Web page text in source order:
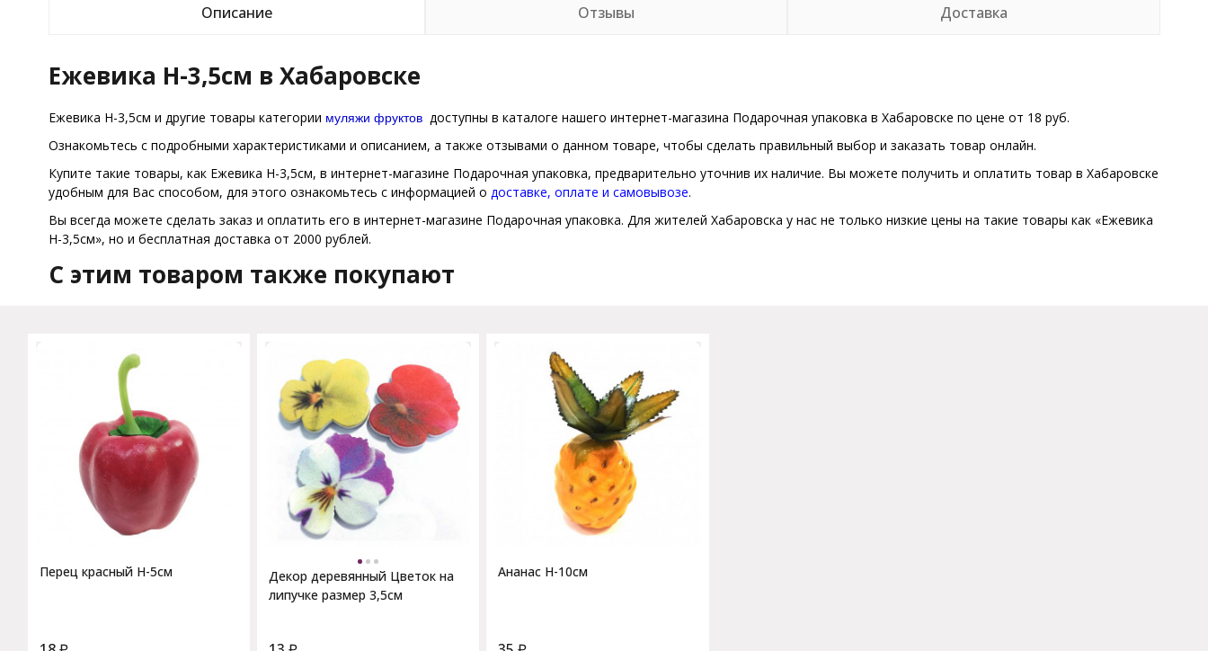
Описание Отзывы Доставка
Ежевика H-3,5см в Хабаровске
Ежевика H-3,5см и другие товары категории муляжи фруктовдоступны в каталоге нашего интернет-магазина Подарочная упаковка в Хабаровске по цене от 18 руб.
Ознакомьтесь с подробными характеристиками и описанием, а также отзывами о данном товаре, чтобы сделать правильный выбор и заказать товар онлайн.
Купите такие товары, как Ежевика H-3,5см, в интернет-магазине Подарочная упаковка, предварительно уточнив их наличие. Вы можете получить и оплатить товар в Хабаровске
удобным для Вас способом, для этого ознакомьтесь с информацией о доставке, оплате и самовывозе.
Вы всегда можете сделать заказ и оплатить его в интернет-магазине Подарочная упаковка. Для жителей Хабаровска у нас не только низкие цены на такие товары как «Ежевика
H-3,5см», но и бесплатная доставка от 2000 рублей.
C этим товаром также покупают
Перец красный H-5см
Декор деревянный Цветок на
липучке размер 3,5см
Ананас Н-10см